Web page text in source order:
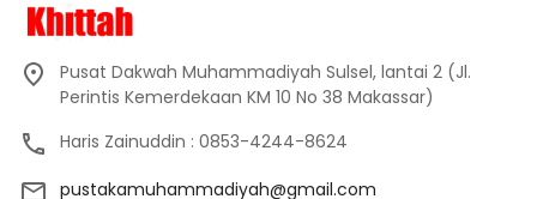
Pusat Dakwah Muhammadiyah Sulsel, lantai 2 (Jl.
Perintis Kemerdekaan KM 10 No 38 Makassar)
Haris Zainuddin : 0853-4244-8624
pustakamuhammadiyah@gmail.com